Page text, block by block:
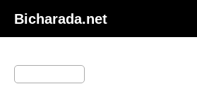
Bicharada.net